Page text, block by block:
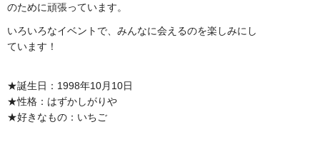
のために頑張っています。
いろいろなイベントで、みんなに会えるのを楽しみにし
ています！
★誕生日：1998年10月10日
★性格：はずかしがりや
★好きなもの：いちご